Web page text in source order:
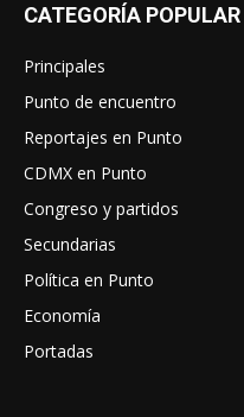
CATEGORÍA POPULAR
Principales
Punto de encuentro
Reportajes en Punto
CDMX en Punto
Congreso y partidos
Secundarias
Política en Punto
Economía
Portadas